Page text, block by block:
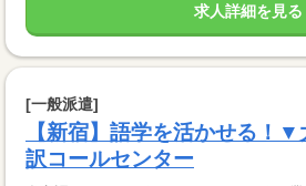
求人詳細を見る
[一般派遣]
【新宿】語学を活かせる！
訳コールセンター